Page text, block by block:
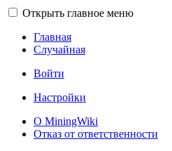
Открыть главное меню
Главная
Случайная
Войти
Настройки
О MiningWiki
Отказ от ответственности